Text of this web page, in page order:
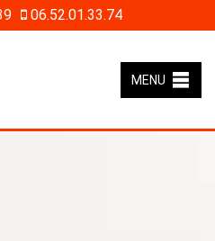
06.52.01.33.74
MENU